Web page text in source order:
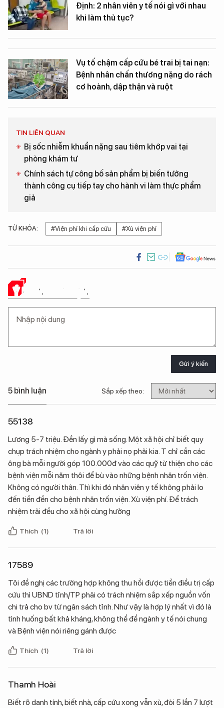
Định: 2 nhân viên y tế nói gì với nhau
khi làm thủ tục?
Vụ tố chậm cấp cứu bé trai bị tai nạn:
Bệnh nhân chấn thương nặng do rách
cơ hoành, dập thận và ruột
TIN LIÊN QUAN
Bị sốc nhiễm khuẩn nặng sau tiêm khớp vai tại
phòng khám tư
Chính sách tự công bố sản phẩm bị biến tướng
thành công cụ tiếp tay cho hành vi làm thực phẩm
giả
TỪ KHÓA: #Viện phí khi cấp cứu #Xù viện phí
Ý KIẾN CỦA BẠN
Gửi ý kiến
5 bình luận Sắp xếp theo:
55138
Lương 5-7 triệu. Đền lấy gì mà sống. Một xã hội chỉ biết quy
chụp trách nhiệm cho ngành y phải nọ phải kia. T chỉ cần các
ông bà mỗi người góp 100.000đ vào các quỹ từ thiện cho các
bệnh viện mỗi năm thôi để bù vào những bệnh nhân trốn viện.
Không có người thân. Thì khi đó nhân viên y tế không phải lo
đến tiền đền cho bệnh nhân trốn viện. Xù viện phí. Để trách
nhiệm trải đều cho xã hội cùng hưởng
Thích (1) Trả lời
17589
Tôi đề nghị các trường hợp không thu hồi được tiền điều trị cấp
cứu thì UBND tỉnh/TP phải có trách nhiệm sắp xếp nguồn vốn
chi trả cho bv từ ngân sách tỉnh. Như vậy là hợp lý nhất vì đó là
tình huống bất khả kháng, không thể để ngành y tế nói chung
và Bệnh viện nói riêng gánh được
Thích (1) Trả lời
Thamh Hoài
Biết rõ danh tính, biết nhà, cấp cứu xong vẫn xù, đòi 5 lần 7 lượt